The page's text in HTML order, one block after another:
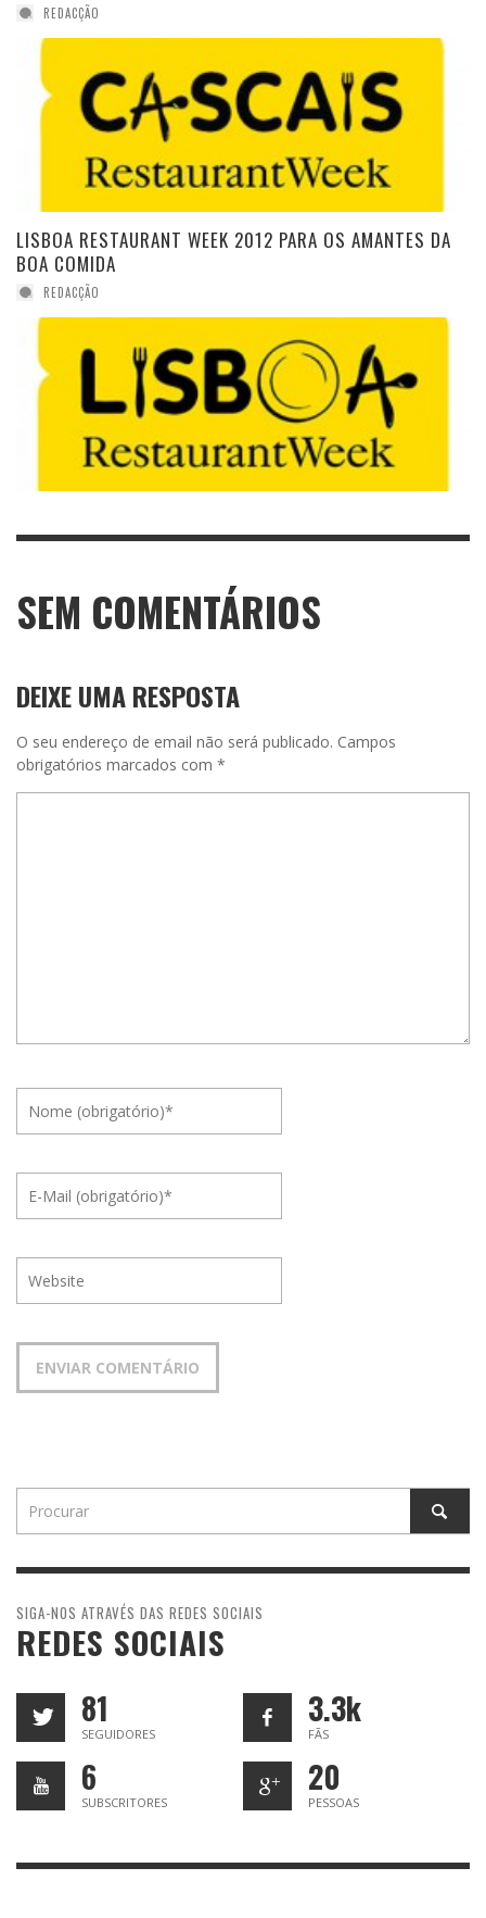
REDACÇÃO
LISBOA RESTAURANT WEEK 2012 PARA OS AMANTES DA
BOA COMIDA
REDACÇÃO
SEM COMENTÁRIOS
DEIXE UMA RESPOSTA
O seu endereço de email não será publicado. Campos
obrigatórios marcados com *
SIGA-NOS ATRAVÉS DAS REDES SOCIAIS
REDES SOCIAIS
81
SEGUIDORES
3.3k
FÃS
6
SUBSCRITORES
20
PESSOAS